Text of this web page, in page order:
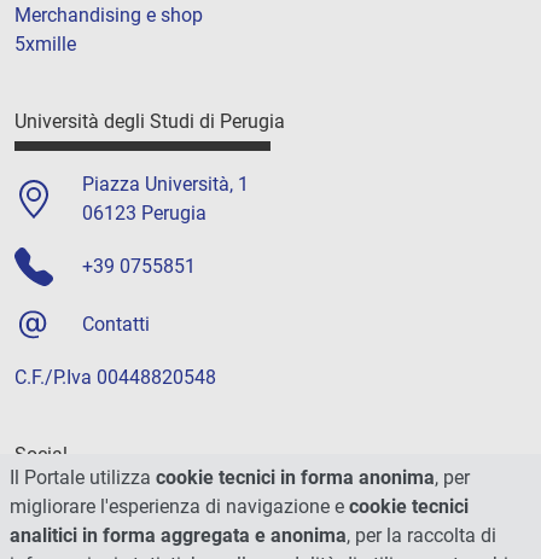
Merchandising e shop
5xmille
Università degli Studi di Perugia
Piazza Università, 1
06123 Perugia
+39 0755851
Contatti
C.F./P.Iva 00448820548
Social
Il Portale utilizza cookie tecnici in forma anonima, per
migliorare l'esperienza di navigazione e cookie tecnici
analitici in forma aggregata e anonima, per la raccolta di